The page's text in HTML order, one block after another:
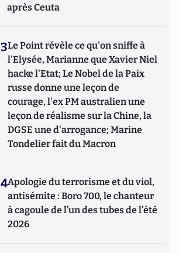
après Ceuta
3Le Point révèle ce qu'on sniffe à
l'Elysée, Marianne que Xavier Niel
hacke l'Etat; Le Nobel de la Paix
russe donne une leçon de
courage, l'ex PM australien une
leçon de réalisme sur la Chine, la
DGSE une d'arrogance; Marine
Tondelier fait du Macron
4Apologie du terrorisme et du viol,
antisémite : Boro 700, le chanteur
à cagoule de l’un des tubes de l’été
2026